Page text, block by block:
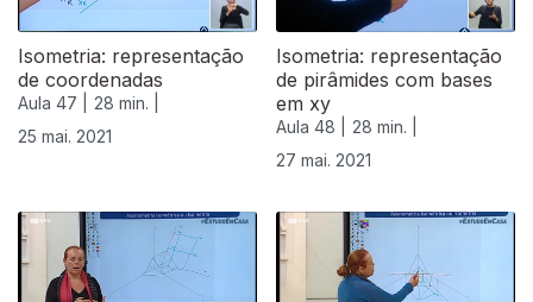
Isometria: representação
de coordenadas
Aula 47 |
28 min. |
25 mai. 2021
Isometria: representação
de pirâmides com bases
em xy
Aula 48 |
28 min. |
27 mai. 2021